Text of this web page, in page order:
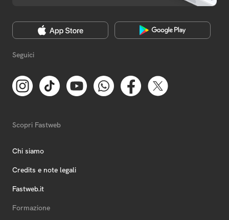
Seguici
Scopri Fastweb
Chi siamo
Credits e note legali
Fastweb.it
Formazione